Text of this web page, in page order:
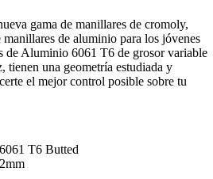
gama de manillares de cromoly,
de aluminio para los jóvenes
de Aluminio 6061 T6 de grosor variable
tienen una geometría estudiada y
el mejor control posible sobre tu
T6 Butted